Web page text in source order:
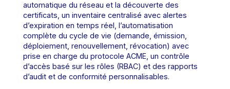
automatique du réseau et la découverte des
certificats, un inventaire centralisé avec alertes
d’expiration en temps réel, l’automatisation
complète du cycle de vie (demande, émission,
déploiement, renouvellement, révocation) avec
prise en charge du protocole ACME, un contrôle
d’accès basé sur les rôles (RBAC) et des rapports
d’audit et de conformité personnalisables.